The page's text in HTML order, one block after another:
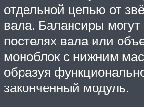
отдельной цепью от
вала. Балансиры могут
постелях вала или
моноблок с нижним
образуя
законченный модуль.